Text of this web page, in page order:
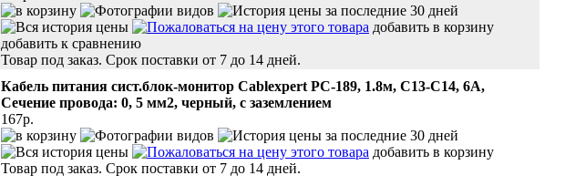
добавить в корзину
добавить к сравнению
Товар под заказ. Срок поставки от 7 до 14 дней.
Кабель питания сист.блок-монитор Cablexpert PC-189, 1.8м, C13-C14, 6А,
Сечение провода: 0, 5 мм2, черный, с заземлением
167p.
добавить в корзину
Товар под заказ. Срок поставки от 7 до 14 дней.